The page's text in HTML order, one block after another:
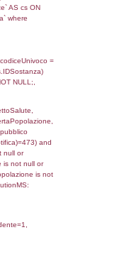
AND
ON
=
=
AND